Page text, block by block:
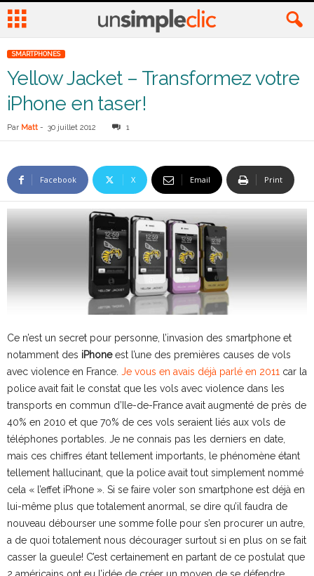
SMARTPHONES
Yellow Jacket – Transformez votre
iPhone en taser!
Par Matt - 30 juillet 2012 1
Facebook X Email Print
Ce n’est un secret pour personne, l’invasion des smartphone et
notamment des iPhoneest l’une des premières causes de vols
avec violence en France. Je vous en avais déjà parlé en 2011 car la
police avait fait le constat que les vols avec violence dans les
transports en commun d’Ile-de-France avait augmenté de près de
40% en 2010 et que 70% de ces vols seraient liés aux vols de
téléphones portables. Je ne connais pas les derniers en date,
mais ces chiffres étant tellement importants, le phénomène étant
tellement hallucinant, que la police avait tout simplement nommé
cela « l’effet iPhone ». Si se faire voler son smartphone est déjà en
lui-même plus que totalement anormal, se dire qu’il faudra de
nouveau débourser une somme folle pour s’en procurer un autre,
a de quoi totalement nous décourager surtout si en plus on se fait
casser la gueule! C’est certainement en partant de ce postulat que